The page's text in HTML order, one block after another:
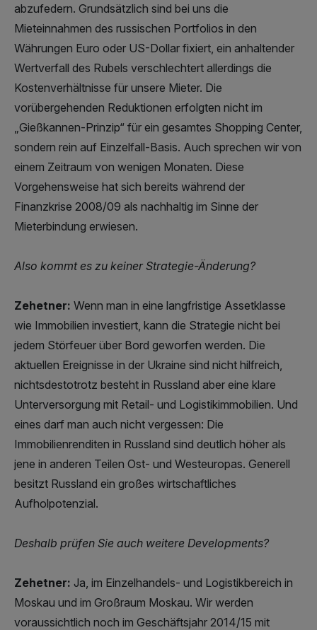
abzufedern. Grundsätzlich sind bei uns die
Mieteinnahmen des russischen Portfolios in den
Währungen Euro oder US-Dollar fixiert, ein anhaltender
Wertverfall des Rubels verschlechtert allerdings die
Kostenverhältnisse für unsere Mieter. Die
vorübergehenden Reduktionen erfolgten nicht im
„Gießkannen-Prinzip“ für ein gesamtes Shopping Center,
sondern rein auf Einzelfall-Basis. Auch sprechen wir von
einem Zeitraum von wenigen Monaten. Diese
Vorgehensweise hat sich bereits während der
Finanzkrise 2008/09 als nachhaltig im Sinne der
Mieterbindung erwiesen.
Also kommt es zu keiner Strategie-Änderung?
Zehetner: Wenn man in eine langfristige Assetklasse
wie Immobilien investiert, kann die Strategie nicht bei
jedem Störfeuer über Bord geworfen werden. Die
aktuellen Ereignisse in der Ukraine sind nicht hilfreich,
nichtsdestotrotz besteht in Russland aber eine klare
Unterversorgung mit Retail- und Logistikimmobilien. Und
eines darf man auch nicht vergessen: Die
Immobilienrenditen in Russland sind deutlich höher als
jene in anderen Teilen Ost- und Westeuropas. Generell
besitzt Russland ein großes wirtschaftliches
Aufholpotenzial.
Deshalb prüfen Sie auch weitere Developments?
Zehetner: Ja, im Einzelhandels- und Logistikbereich in
Moskau und im Großraum Moskau. Wir werden
voraussichtlich noch im Geschäftsjahr 2014/15 mit